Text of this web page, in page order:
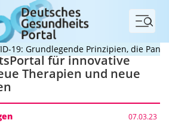
Menü
Grundlegende Prinzipien, die
für innovative
Therapien und neue
07.03.23